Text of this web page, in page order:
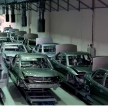
un prag istoric: câștigul
participanți a depășit
de lei
expun
statului român: ANP
e‑Terra. Ce ascund
oficiale și cine răspunde
IT a instituțiilor